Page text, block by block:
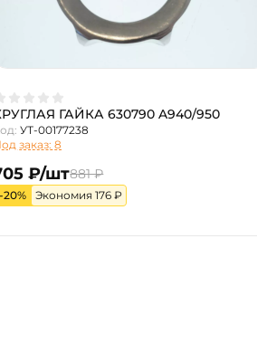
ГАЙКА 630790 A940/950
УТ-00177238
заказ: 8
₽/шт881 ₽
-20% Экономия 176 ₽